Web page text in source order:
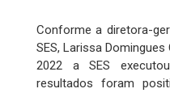
Conforme a diretora-
SES, Larissa
2022 a SES
resultados foram